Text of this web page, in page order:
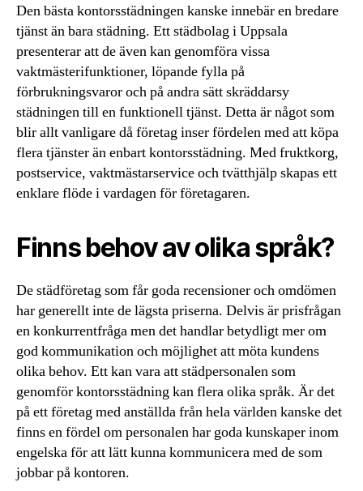
Den bästa kontorsstädningen kanske innebär en bredare
tjänst än bara städning. Ett städbolag i Uppsala
presenterar att de även kan genomföra vissa
vaktmästerifunktioner, löpande fylla på
förbrukningsvaror och på andra sätt skräddarsy
städningen till en funktionell tjänst. Detta är något som
blir allt vanligare då företag inser fördelen med att köpa
flera tjänster än enbart kontorsstädning. Med fruktkorg,
postservice, vaktmästarservice och tvätthjälp skapas ett
enklare flöde i vardagen för företagaren.
Finns behov av olika språk?
De städföretag som får goda recensioner och omdömen
har generellt inte de lägsta priserna. Delvis är prisfrågan
en konkurrentfråga men det handlar betydligt mer om
god kommunikation och möjlighet att möta kundens
olika behov. Ett kan vara att städpersonalen som
genomför kontorsstädning kan flera olika språk. Är det
på ett företag med anställda från hela världen kanske det
finns en fördel om personalen har goda kunskaper inom
engelska för att lätt kunna kommunicera med de som
jobbar på kontoren.